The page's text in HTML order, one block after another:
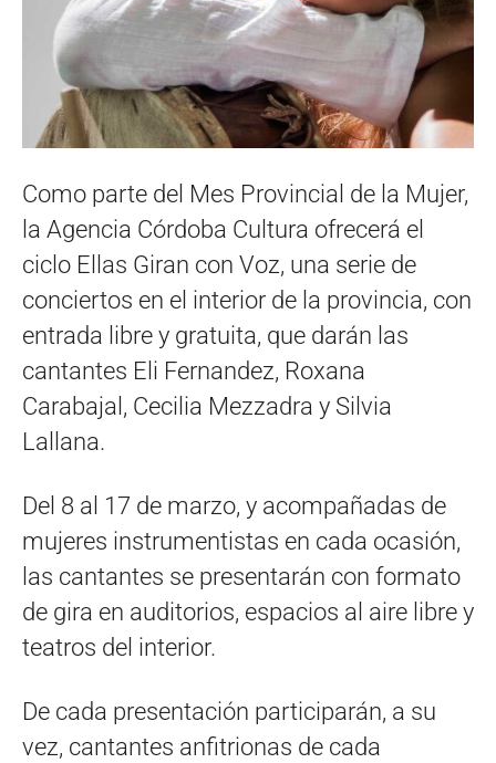
Como parte del Mes Provincial de la Mujer,
la Agencia Córdoba Cultura ofrecerá el
ciclo Ellas Giran con Voz, una serie de
conciertos en el interior de la provincia, con
entrada libre y gratuita, que darán las
cantantes Eli Fernandez, Roxana
Carabajal, Cecilia Mezzadra y Silvia
Lallana.
Del 8 al 17 de marzo, y acompañadas de
mujeres instrumentistas en cada ocasión,
las cantantes se presentarán con formato
de gira en auditorios, espacios al aire libre y
teatros del interior.
De cada presentación participarán, a su
vez, cantantes anfitrionas de cada